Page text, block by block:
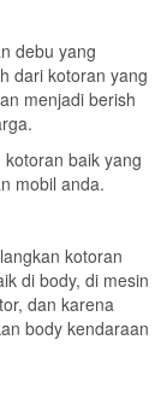
debu yang
dari kotoran yang
menjadi berish
baik yang
mobil anda.
kotoran
di body, di mesin
dan karena
body kendaraan